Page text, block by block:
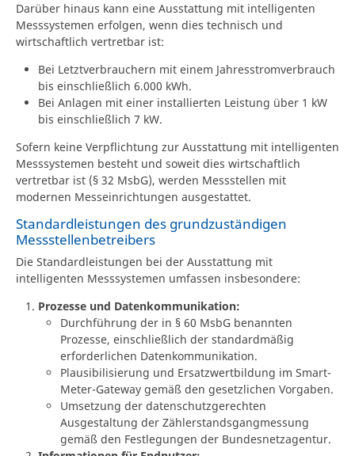
Darüber hinaus kann eine Ausstattung mit intelligenten
Messsystemen erfolgen, wenn dies technisch und
wirtschaftlich vertretbar ist:
Bei Letztverbrauchern mit einem Jahresstromverbrauch
bis einschließlich 6.000 kWh.
Bei Anlagen mit einer installierten Leistung über 1 kW
bis einschließlich 7 kW.
Sofern keine Verpflichtung zur Ausstattung mit intelligenten
Messsystemen besteht und soweit dies wirtschaftlich
vertretbar ist (§ 32 MsbG), werden Messstellen mit
modernen Messeinrichtungen ausgestattet.
Standardleistungen des grundzuständigen
Messstellenbetreibers
Die Standardleistungen bei der Ausstattung mit
intelligenten Messsystemen umfassen insbesondere:
Prozesse und Datenkommunikation:
Durchführung der in § 60 MsbG benannten
Prozesse, einschließlich der standardmäßig
erforderlichen Datenkommunikation.
Plausibilisierung und Ersatzwertbildung im Smart-
Meter-Gateway gemäß den gesetzlichen Vorgaben.
Umsetzung der datenschutzgerechten
Ausgestaltung der Zählerstandsgangmessung
gemäß den Festlegungen der Bundesnetzagentur.